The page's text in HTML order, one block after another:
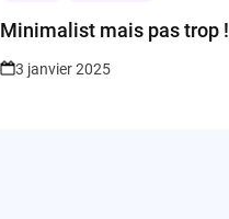
Minimalist mais pas trop !
3 janvier 2025